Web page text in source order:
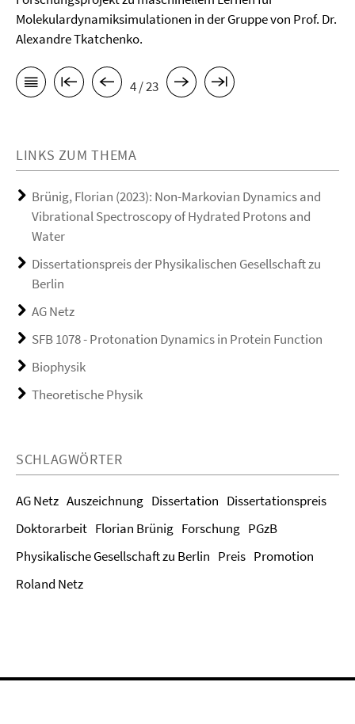
Molekulardynamiksimulationen in der Gruppe von Prof. Dr.
Alexandre Tkatchenko.
4 / 23
LINKS ZUM THEMA
Brünig, Florian (2023): Non-Markovian Dynamics and
Vibrational Spectroscopy of Hydrated Protons and
Water
Dissertationspreis der Physikalischen Gesellschaft zu
Berlin
AG Netz
SFB 1078 - Protonation Dynamics in Protein Function
Biophysik
Theoretische Physik
SCHLAGWÖRTER
AG Netz Auszeichnung Dissertation Dissertationspreis
Doktorarbeit Florian Brünig Forschung PGzB
Physikalische Gesellschaft zu Berlin Preis Promotion
Roland Netz